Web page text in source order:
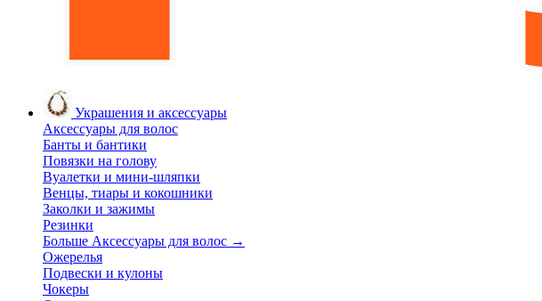
Украшения и аксессуары
Аксессуары для волос
Банты и бантики
Повязки на голову
Вуалетки и мини-шляпки
Венцы, тиары и кокошники
Заколки и зажимы
Резинки
Больше Аксессуары для волос →
Ожерелья
Подвески и кулоны
Чокеры